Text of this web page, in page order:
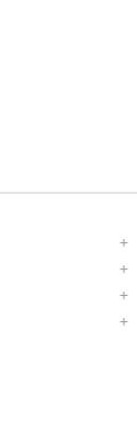
+
+
+
+